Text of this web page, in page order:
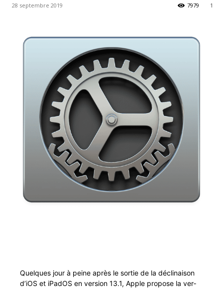
28 septembre 2019 1
7979
Quelques jour à peine après le sor­tie de la décli­nai­son
d’iOS et iPa­dOS en ver­sion 13.1, Apple pro­pose la ver­